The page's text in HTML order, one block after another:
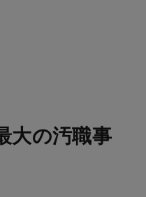
大の汚職事